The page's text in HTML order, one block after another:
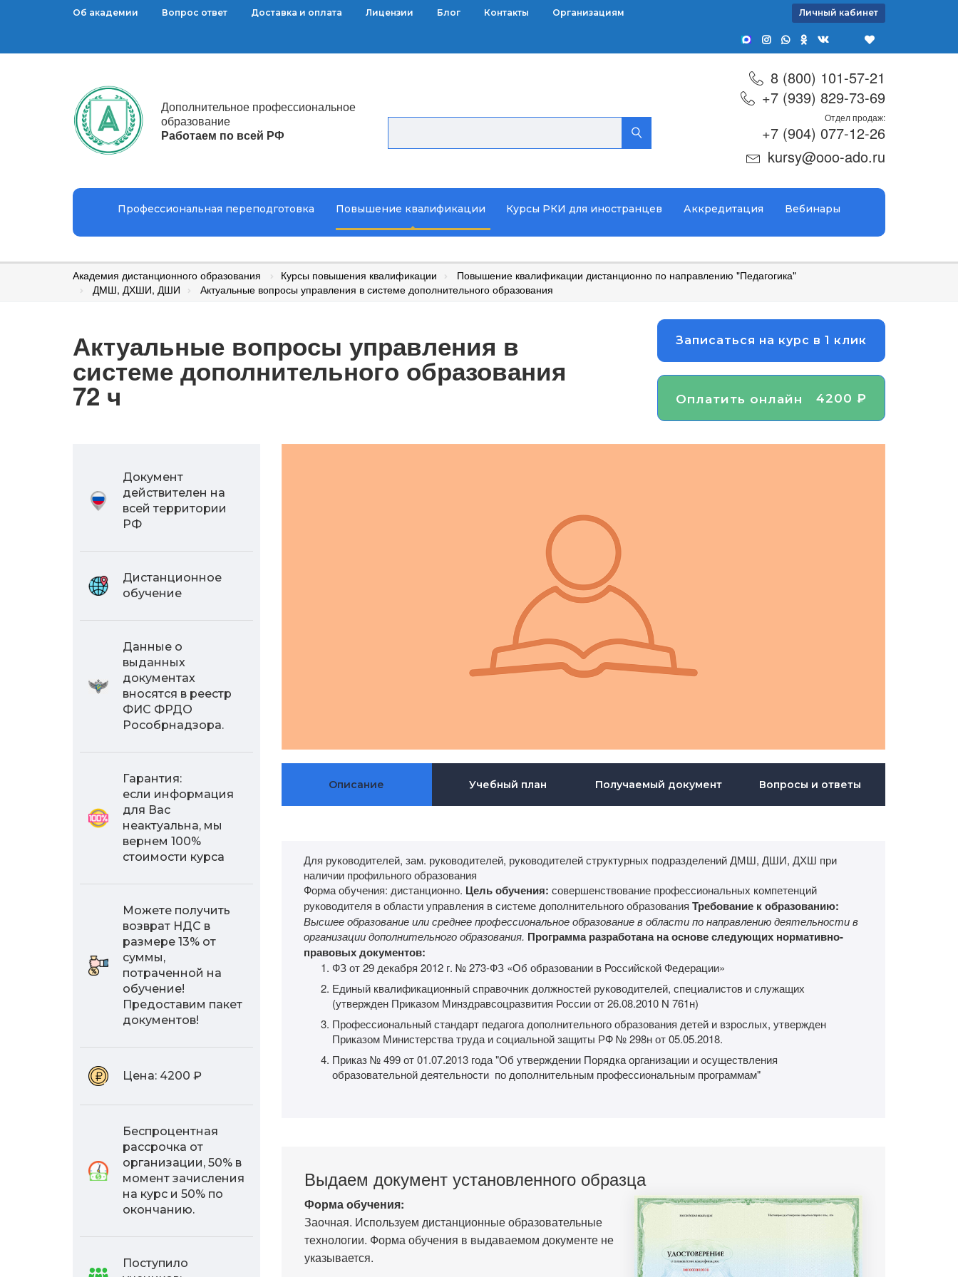
Организациям
Контакты
Блог
Лицензии
Доставка и оплата
Вопрос ответ
Об академии Личный кабинет
Дополнительное профессиональное
образование
Работаем по всей РФ
8 (800) 101-57-21
+7 (939) 829-73-69
Отдел продаж:
+7 (904) 077-12-26
kursy@ooo-ado.ru
Профессиональная переподготовка Повышение квалификации Курсы РКИ для иностранцев Аккредитация Вебинары
Академия дистанционного образования Курсы повышения квалификации
Повышение квалификации дистанционно по направлению "Педагогика"
ДМШ, ДХШИ, ДШИ
Актуальные вопросы управления в системе дополнительного образования
Актуальные вопросы управления в
системе дополнительного образования
72 ч
Записаться на курс в 1 клик
Оплатить онлайн 4200 ₽
Документ
действителен на
всей территории
РФ
Дистанционное
обучение
Данные о
выданных
документах
вносятся в реестр
ФИС ФРДО
Рособрнадзора.
Гарантия:
если информация
для Вас
неактуальна, мы
вернем 100%
стоимости курса
Можете получить
возврат НДС в
размере 13% от
суммы,
потраченной на
обучение!
Предоставим пакет
документов!
Цена: 4200 ₽
Беспроцентная
рассрочка от
организации, 50% в
момент зачисления
на курс и 50% по
окончанию.
Поступило
Описание Учебный план Получаемый документ Вопросы и ответы
Для руководителей, зам. руководителей, руководителей структурных подразделений ДМШ, ДШИ, ДХШ при
наличии профильного образования
Форма обучения: дистанционно. Цель обучения: совершенствование профессиональных компетенций
руководителя в области управления в системе дополнительного образования Требование к образованию:
Высшее образование или среднее профессиональное образование в области по направлению деятельности в
организации дополнительного образования. Программа разработана на основе следующих нормативно-
правовых документов:
ФЗ от 29 декабря 2012 г. № 273-ФЗ «Об образовании в Российской Федерации»
Единый квалификационный справочник должностей руководителей, специалистов и служащих
(утвержден Приказом Минздравсоцразвития России от 26.08.2010 N 761н)
Профессиональный стандарт педагога дополнительного образования детей и взрослых, утвержден
Приказом Министерства труда и социальной защиты РФ № 298н от 05.05.2018.
Приказ № 499 от 01.07.2013 года "Об утверждении Порядка организации и осуществления
образовательной деятельности по дополнительным профессиональным программам"
Выдаем документ установленного образца
Форма обучения:
Заочная. Используем дистанционные образовательные
технологии. Форма обучения в выдаваемом документе не
указывается.